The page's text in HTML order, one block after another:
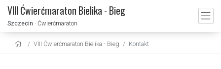
VIII Ćwierćmaraton Bielika - Bieg
Szczecin · Ćwierćmaraton
VIII Ćwierćmaraton Bielika - Bieg Kontakt